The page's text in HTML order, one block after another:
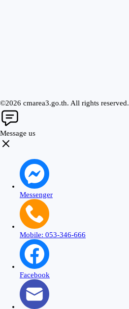
©2026 cmarea3.go.th. All rights reserved.
Message us
Messenger
Mobile: 053-346-666
Facebook